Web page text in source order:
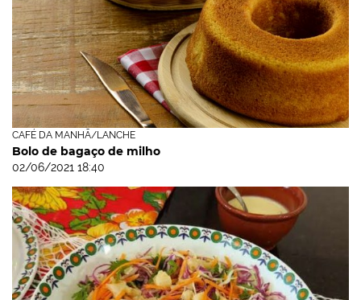
CAFÉ DA MANHÃ/LANCHE
Bolo de bagaço de milho
02/06/2021 18:40